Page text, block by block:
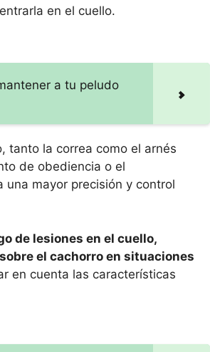
en el cuello.
a tu peludo
tanto la correa como el arnés
de obediencia o el
mayor precisión y control
de lesiones en el cuello,
el cachorro en situaciones
en cuenta las características